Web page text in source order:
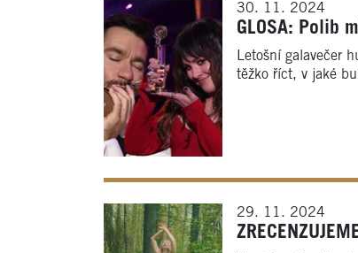
30. 11. 2024
GLOSA: Polib
Letošní galavečer
těžko říct, v jaké
29. 11. 2024